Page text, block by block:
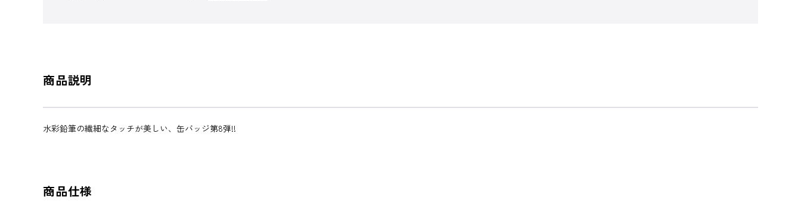
商品説明
水彩鉛筆の繊細なタッチが美しい、缶バッジ第8弾!!
商品仕様